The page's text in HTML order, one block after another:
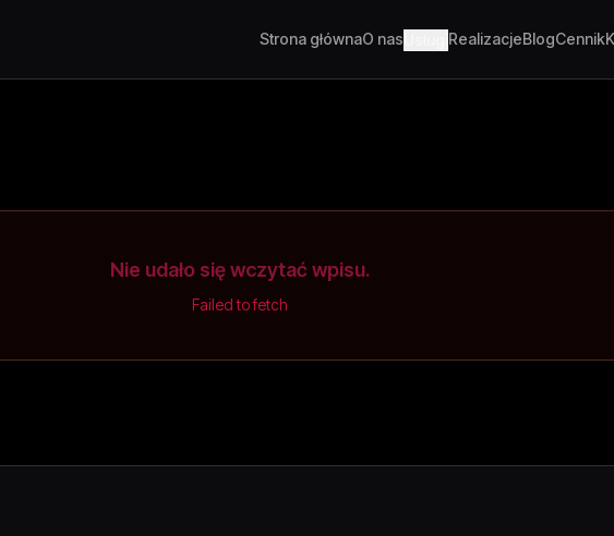
Strona głównaO nas RealizacjeBlogCennik
Nie udało się wczytać wpisu.
Failed to fetch